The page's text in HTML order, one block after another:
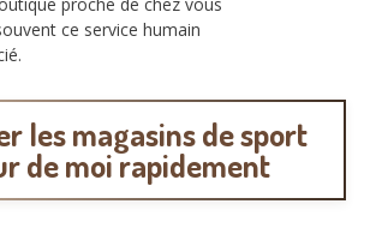
ce service humain
les magasins de sport
de moi rapidement